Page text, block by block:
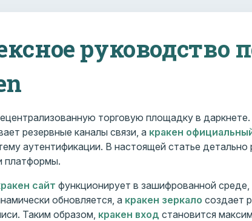
руководство
торговую площадку в даркнете.
резервные каналы связи, а кракен
аутентификации. В настоящей статье
платформы.
сайт функционирует в зашифрованной
обновляется, а кракен зеркало создает
Таким образом, кракен вход становится